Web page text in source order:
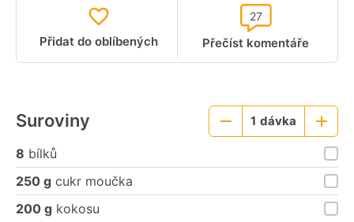
Přidat do oblíbených Přečíst komentáře
27
Suroviny
Menší
1 dávka
Větší
porce
8 bílků
250 g cukr moučka
200 g kokosu